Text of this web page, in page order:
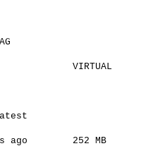
TAG
VIRTUAL
latest
ago 252 MB